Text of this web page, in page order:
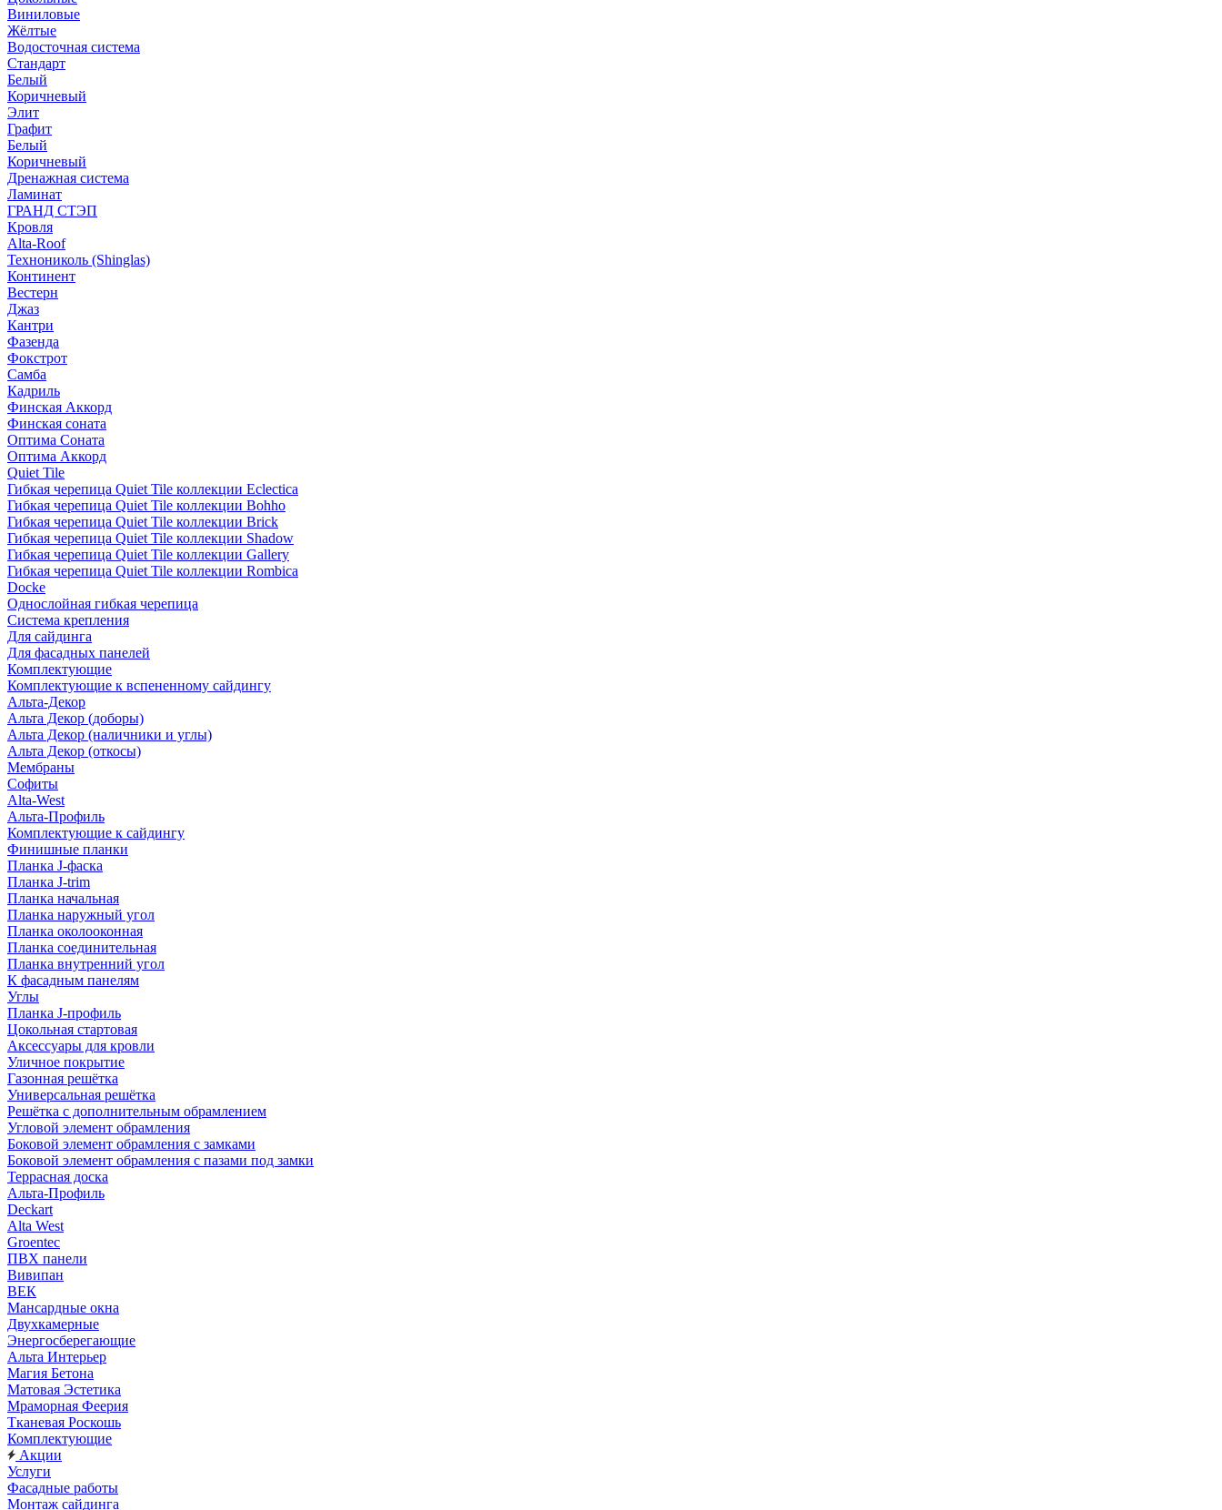
Виниловые
Жёлтые
Водосточная система
Стандарт
Белый
Коричневый
Элит
Графит
Белый
Коричневый
Дренажная система
Ламинат
ГРАНД СТЭП
Кровля
Alta-Roof
Технониколь (Shinglas)
Континент
Вестерн
Джаз
Кантри
Фазенда
Фокстрот
Самба
Кадриль
Финская Аккорд
Финская соната
Оптима Соната
Оптима Аккорд
Quiet Tile
Гибкая черепица Quiet Tile коллекции Eclectica
Гибкая черепица Quiet Tile коллекции Bohho
Гибкая черепица Quiet Tile коллекции Brick
Гибкая черепица Quiet Tile коллекции Shadow
Гибкая черепица Quiet Tile коллекции Gallery
Гибкая черепица Quiet Tile коллекции Rombica
Docke
Однослойная гибкая черепица
Система крепления
Для сайдинга
Для фасадных панелей
Комплектующие
Комплектующие к вспененному сайдингу
Альта-Декор
Альта Декор (доборы)
Альта Декор (наличники и углы)
Альта Декор (откосы)
Мембраны
Софиты
Alta-West
Альта-Профиль
Комплектующие к сайдингу
Финишные планки
Планка J-фаска
Планка J-trim
Планка начальная
Планка наружный угол
Планка околооконная
Планка соединительная
Планка внутренний угол
К фасадным панелям
Углы
Планка J-профиль
Цокольная стартовая
Аксессуары для кровли
Уличное покрытие
Газонная решётка
Универсальная решётка
Решётка с дополнительным обрамлением
Угловой элемент обрамления
Боковой элемент обрамления с замками
Боковой элемент обрамления с пазами под замки
Террасная доска
Альта-Профиль
Deckart
Alta West
Groentec
ПВХ панели
Вивипан
ВЕК
Мансардные окна
Двухкамерные
Энергосберегающие
Альта Интерьер
Магия Бетона
Матовая Эстетика
Мраморная Феерия
Тканевая Роскошь
Комплектующие
Акции
Услуги
Фасадные работы
Монтаж сайдинга